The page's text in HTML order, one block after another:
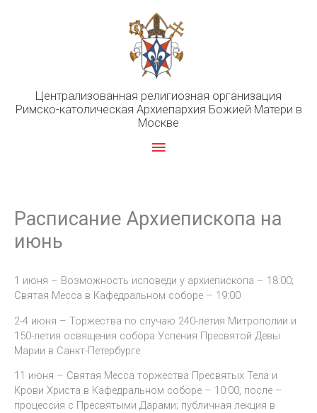
Централизованная религиозная организация
Римско-католическая Архиепархия Божией Матери в
Москве
Главное
Расписание Архиепископа на
июнь
1 июня – Возможность исповеди у архиепископа – 18:00;
Святая Месса в Кафедральном соборе – 19:00
2-4 июня – Торжества по случаю 240-летия Митрополии и
150-летия освящения собора Успения Пресвятой Девы
Марии в Санкт-Петербурге
11 июня – Святая Месса торжества Пресвятых Тела и
Крови Христа в Кафедральном соборе – 10:00, после –
процессия с Пресвятыми Дарами; публичная лекция в